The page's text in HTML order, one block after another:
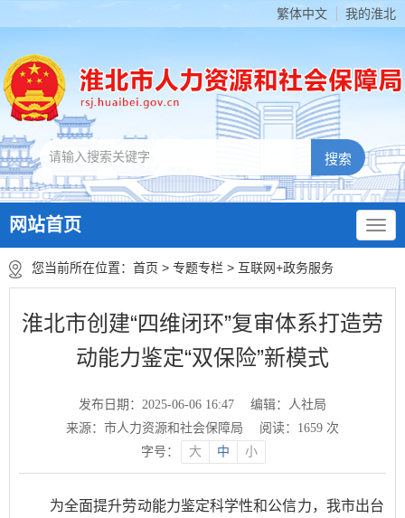
繁体中文 我的淮北
网站首页
您当前所在位置： 首页 > 专题专栏 > 互联网+政务服务
淮北市创建“四维闭环”复审体系打造劳
动能力鉴定“双保险”新模式
发布日期：2025-06-06 16:47
编辑：人社局
来源：市人力资源和社会保障局
阅读： 1659 次
字号：
大 中 小
为全面提升劳动能力鉴定科学性和公信力，我市出台